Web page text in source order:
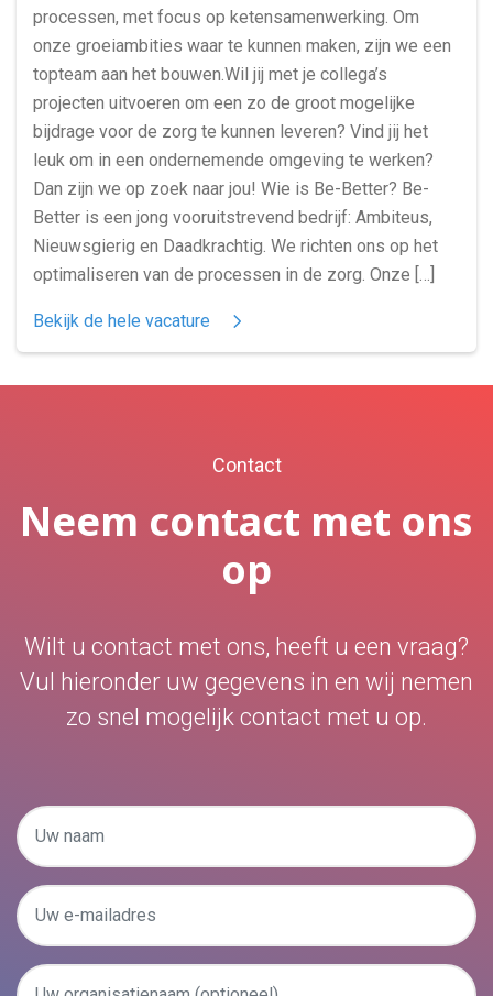
processen, met focus op ketensamenwerking. Om
onze groeiambities waar te kunnen maken, zijn we een
topteam aan het bouwen.Wil jij met je collega’s
projecten uitvoeren om een zo de groot mogelijke
bijdrage voor de zorg te kunnen leveren? Vind jij het
leuk om in een ondernemende omgeving te werken?
Dan zijn we op zoek naar jou! Wie is Be-Better? Be-
Better is een jong vooruitstrevend bedrijf: Ambiteus,
Nieuwsgierig en Daadkrachtig. We richten ons op het
optimaliseren van de processen in de zorg. Onze […]
Bekijk de hele vacature
Contact
Neem contact met ons
op
Wilt u contact met ons, heeft u een vraag?
Vul hieronder uw gegevens in en wij nemen
zo snel mogelijk contact met u op.